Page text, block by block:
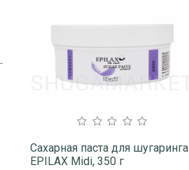
Сахарная паста для шугаринга
EPILAX Midi, 350 г